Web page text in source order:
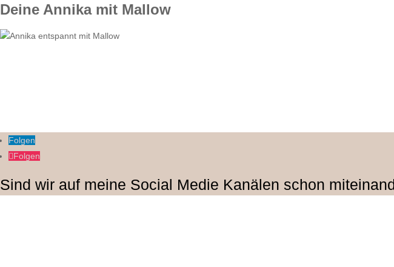
Deine Annika mit Mallow
Folgen
Folgen
Sind wir auf meine Social Medie Kanälen schon